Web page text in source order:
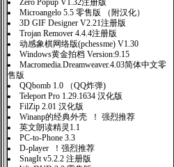
Zero Popup V1.32注册版
Microangelo 5.5 零售版 （附汉化）
3D GIF Designer V2.21注册版
Trojan Remover 4.4.4注册版
动感象棋网络版(pchessme) V1.30
Windows黄金拍档 Version:9.15
Macromedia.Dreamweaver.4.03简体中文零
售版
QQbomb 1.0 （QQ炸弹)
Teleport Pro 1.29.1634 汉化版
FilZip 2.01 汉化版
Winanp的经典外壳 ！ 强烈推荐
英文朗读精灵1.1
PC-to-Phone 3.3
D-player ！强烈推荐
SnagIt v5.2.2 注册版